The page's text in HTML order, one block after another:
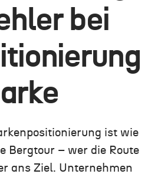
bei
ist wie
Bergtour – wer die Route
ans Ziel. Unternehmen